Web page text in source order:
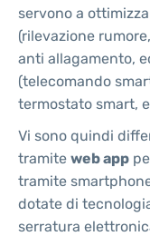
servono a
(rilevazione
anti allagamento,
(telecomando
termostato smart,
Vi sono quindi
tramite web app
tramite
dotate di
serratura